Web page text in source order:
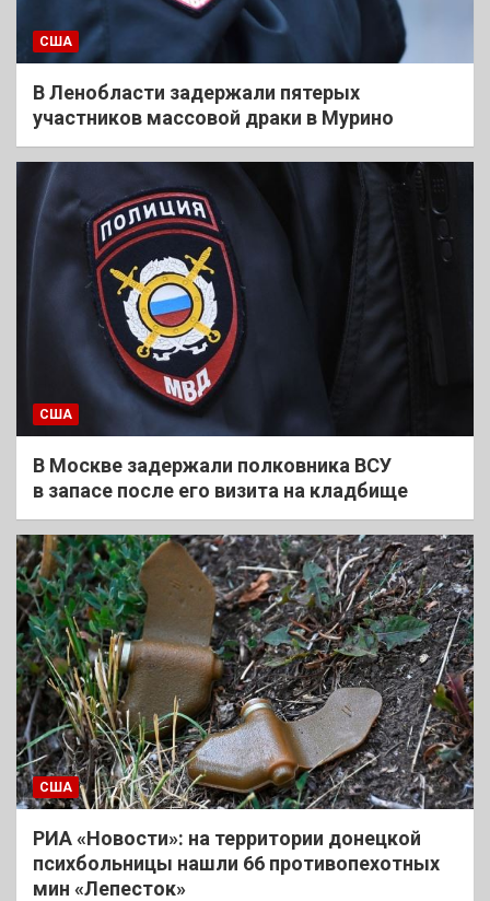
США
В Ленобласти задержали пятерых
участников массовой драки в Мурино
США
В Москве задержали полковника ВСУ
в запасе после его визита на кладбище
США
РИА «Новости»: на территории донецкой
психбольницы нашли 66 противопехотных
мин «Лепесток»